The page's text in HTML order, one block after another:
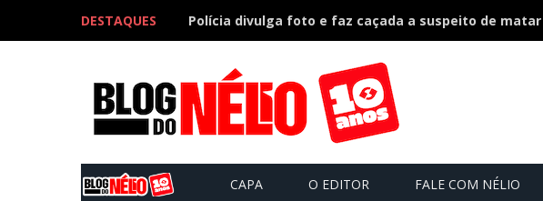
DESTAQUES
CAPA O EDITOR FALE COM NÉLIO